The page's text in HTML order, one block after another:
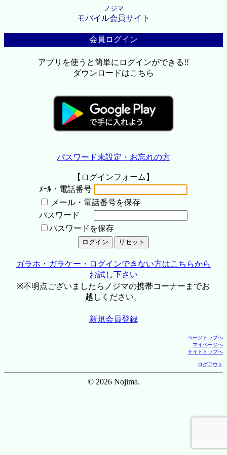
ノジマ
モバイル会員サイト
会員ログイン
アプリを使うと簡単にログインができる!!
ダウンロードはこちら
パスワード未設定・お忘れの方
【ログインフォーム】
ﾒｰﾙ・電話番号
メール・電話番号を保存
パスワード
パスワードを保存
ガラホ・ガラケー・ログインできない方はこちらから
お試し下さい
※不明点ございましたらノジマの携帯コーナーまでお
越しください。
新規会員登録
ページトップへ
マイページへ
サイトトップへ
ログアウト
© 2026 Nojima.